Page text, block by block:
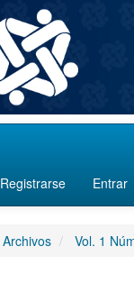
Registrarse Entrar
Archivos Vol. 1